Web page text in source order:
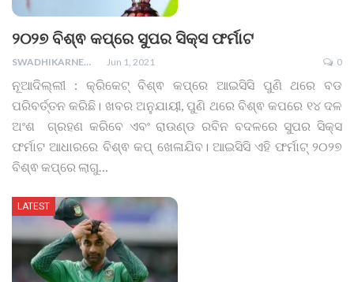
୨୦୨୭ ବିଶ୍ଵ କପ୍‌ରେ ସୁପର ସିକ୍ସ ଫର୍ମାଟ
SWADHIKARNEWS Jun 1, 2021 0
ନୂଆଦିଲ୍ଲୀ : କ୍ରିକେଟ୍ ବିଶ୍ଵ କପ୍‌ରେ ଆଇସିସି ପୁଣି ଥରେ ବଡ
ପରିବର୍ତ୍ତନ କରିଛି। ଖବର ଅନୁଯାୟୀ, ପୁଣି ଥରେ ବିଶ୍ଵ କପରେ ୧୪ ଦଳ
ଅଂଶ ଗ୍ରହଣ କରିବେ ଏବଂ ରାଉଣ୍ଡ ରବିନ ବଦଳରେ ସୁପର ସିକ୍ସ
ଫର୍ମାଟ ଆଧାରରେ ବିଶ୍ଵ କପ୍ ଖେଳାଯିବ। ଆଇସିସି ଏହି ଫର୍ମାଟ୍ ୨୦୨୭
ବିଶ୍ଵ କପ୍‌ରେ ଲାଗୁ…
LATEST